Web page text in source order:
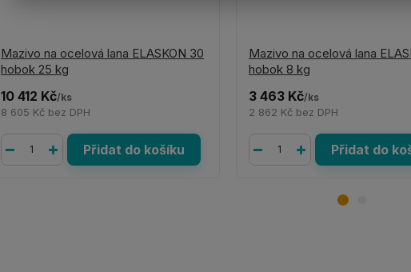
Mazivo na ocelová lana ELASKON 30
hobok 25 kg
10 412 Kč/ks
8 605 Kč bez DPH
Přidat do košíku
Mazivo na ocelová lana
hobok 8 kg
3 463 Kč/ks
2 862 Kč bez DPH
Přidat do